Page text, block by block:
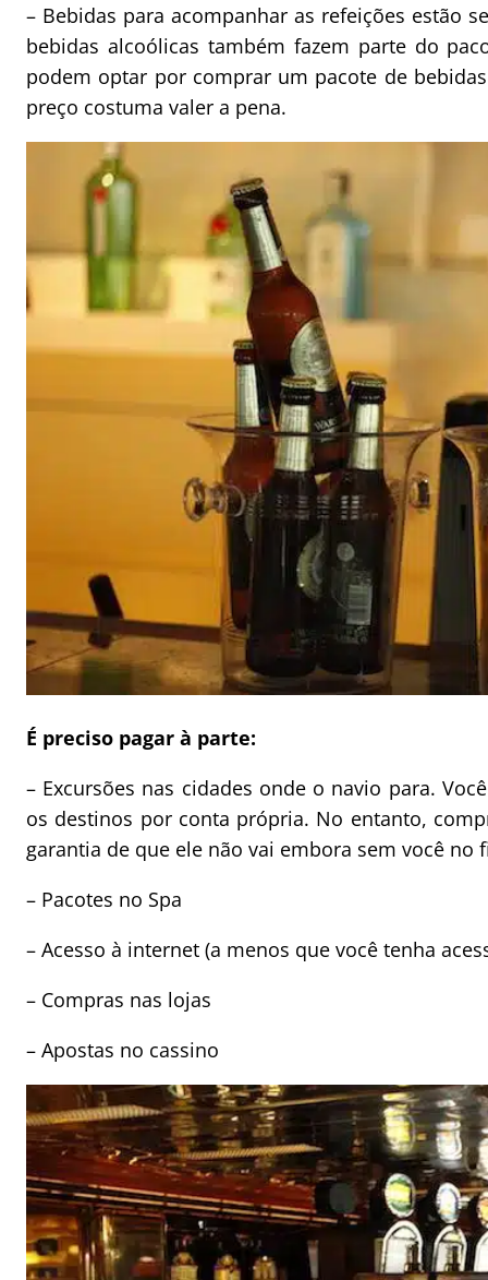
– Bebidas para acompanhar as refeições estão
bebidas alcoólicas também fazem parte do
podem optar por comprar um pacote de
preço costuma valer a pena.
É preciso pagar à parte:
– Excursões nas cidades onde o navio para.
os destinos por conta própria. No entanto,
garantia de que ele não vai embora sem você no
– Pacotes no Spa
– Acesso à internet (a menos que você tenha
– Compras nas lojas
– Apostas no cassino